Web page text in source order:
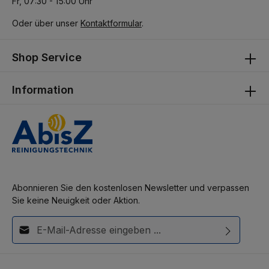
Abonnieren Sie den kostenlosen Newsletter und verpassen
Sie keine Neuigkeit oder Aktion.
E-Mail-Adresse*
Oder über unser Kontaktformular.
Shop Service
Information